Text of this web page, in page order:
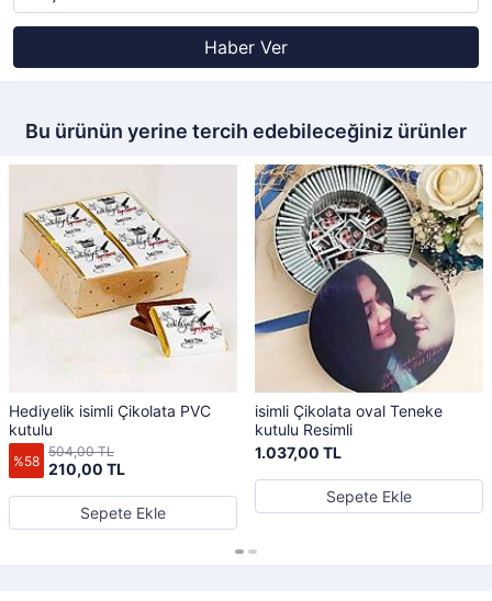
Haber Ver
Bu ürünün yerine tercih edebileceğiniz ürünler
Hediyelik isimli Çikolata PVC
kutulu
%58 210,00 TL
504,00 TL
Sepete Ekle
isimli Çikolata oval Teneke
kutulu Resimli
1.037,00 TL
Sepete Ekle